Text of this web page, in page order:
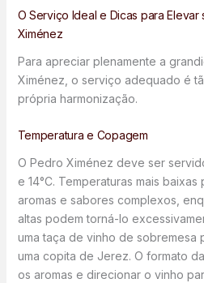
O Serviço Ideal e Dicas para
Ximénez
Para apreciar plenamente a
Ximénez, o serviço adequado é
própria harmonização.
Temperatura e Copagem
O Pedro Ximénez deve ser
e 14°C. Temperaturas mais
aromas e sabores complexos,
altas podem torná-lo
uma taça de vinho de sobremesa
uma copita de Jerez. O formato
os aromas e direcionar o vinho